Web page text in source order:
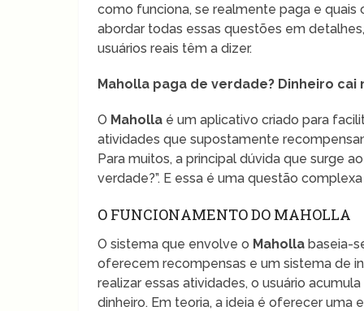
como funciona, se realmente paga e quais
abordar todas essas questões em
usuários reais têm a dizer.
Maholla paga de verdade? Dinheiro cai
O Maholla é um aplicativo criado para
atividades que supostamente
Para muitos, a principal dúvida que surge
verdade?”. E essa é uma questão
O FUNCIONAMENTO DO MAHOLLA
O sistema que envolve o Maholla baseia-
oferecem recompensas e um sistema de
realizar essas atividades, o usuário
dinheiro. Em teoria, a ideia é oferecer uma